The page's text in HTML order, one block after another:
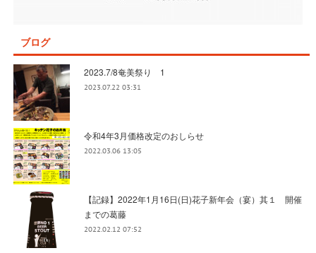
ブログ
2023.7/8奄美祭り 1
2023.07.22 03:31
令和4年3月価格改定のおしらせ
2022.03.06 13:05
【記録】2022年1月16日(日)花子新年会（宴）其１ 開催
までの葛藤
2022.02.12 07:52